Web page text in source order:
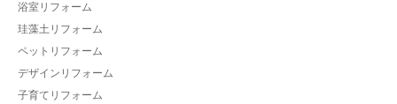
浴室リフォーム
珪藻土リフォーム
ペットリフォーム
デザインリフォーム
子育てリフォーム